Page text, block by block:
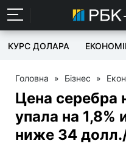
КУРС ДОЛАРА
Головна » Бізнес »
Цена серебра
упала на 1,8%
ниже 34